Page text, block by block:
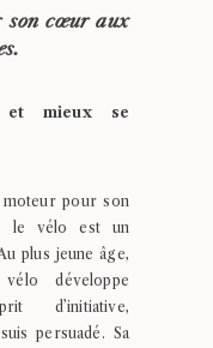
son cœur aux
et mieux se
pour son
le vélo est un
plus jeune âge,
développe
d’initiative,
persuadé. Sa